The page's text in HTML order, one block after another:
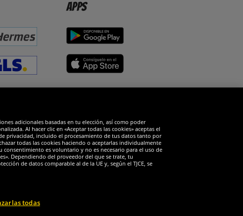
Apps
adicionales basadas en tu elección, así como poder
Al hacer clic en «Aceptar todas las cookies» aceptas el
privacidad, incluido el procesamiento de tus datos tanto por
todas las cookies haciendo o aceptarlas individualmente
consentimiento es voluntario y no es necesario para el uso de
Dependiendo del proveedor del que se trate, tu
de datos comparable al de la UE y, según el TJCE, se
todas